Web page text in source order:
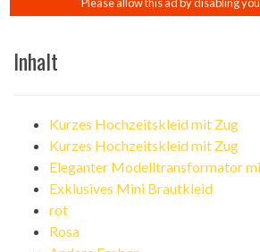
Inhalt
Kurzes Hochzeitskleid mit Zug
Kurzes Hochzeitskleid mit Zug
Eleganter Modelltransformator
Exklusives Mini Brautkleid
rot
Rosa